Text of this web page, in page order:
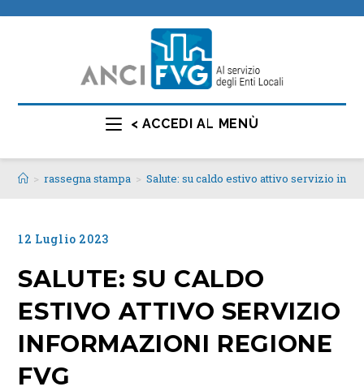
< ACCEDI AL MENÙ
> rassegna stampa > Salute: su caldo estivo attivo servizio
12 Luglio 2023
SALUTE: SU CALDO
ESTIVO ATTIVO SERVIZIO
INFORMAZIONI REGIONE
FVG